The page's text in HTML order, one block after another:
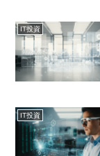
IT投資
IT投資